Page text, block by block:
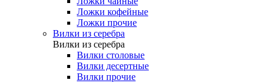
Ложки кофейные
Ложки прочие
Вилки из серебра
Вилки из серебра
Вилки столовые
Вилки десертные
Вилки прочие